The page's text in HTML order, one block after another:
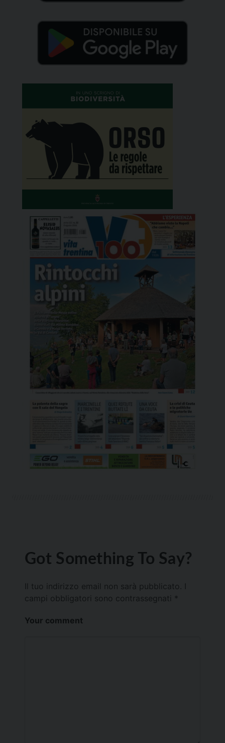
Got Something To Say?
Il tuo indirizzo email non sarà pubblicato.
campi obbligatori sono contrassegnati *
Your comment